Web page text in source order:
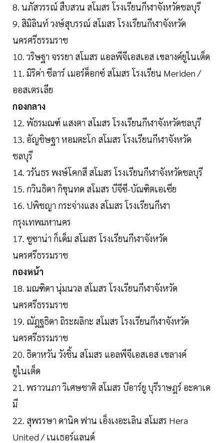
8. นภัสวรรณ์ สืบสวน สโมสร โรงเรียนกีฬาจังหวัดชลบุรี
9. สิมิลินท์ วงษ์สุบรรณ์ สโมสร โรงเรียนกีฬาจังหวัด
นครศรีธรรมราช
10. วริษฐา จรรยา สโมสร แอลพีจีเอสเอส เขลางค์ยูไนเต็ด
11. มิริค่า ชีลาร์ เมอร์ด็อกซ์ สโมสร โรงเรียน Meriden /
ออสเตรเลีย
กองกลาง
12. พัธรมณฑ์ แสงตา สโมสร โรงเรียนกีฬาจังหวัดชลบุรี
13. อัญชิษฐา หอมตะโก สโมสร โรงเรียนกีฬาจังหวัด
ชลบุรี
14. วรันธร พงษ์โคกสี สโมสร โรงเรียนกีฬาจังหวัดชลบุรี
15. กวินธิดา กิขุนทด สโมสร บีจีซี-บัณฑิตเอเซีย
16. ปพิชญา กระจ่างแสง สโมสร โรงเรียนกีฬา
กรุงเทพมหานคร
17. ซูซาน่า ก็เด็ม สโมสร โรงเรียนกีฬาจังหวัด
นครศรีธรรมราช
กองหน้า
18. มณฑิดา นุ่มนวล สโมสร โรงเรียนกีฬาจังหวัด
นครศรีธรรมราช
19. ณัฎฐธิดา ถิระผลิกะ สโมสร โรงเรียนกีฬาจังหวัด
นครศรีธรรมราช
20. ธิดาหวัน วังชิ้น สโมสร แอลพีจีเอสเอส เขลางค์
ยูไนเต็ด
21. พราวนภา วิเศษชาติ สโมสร บีอาร์ยู บุรีราษฎร์ อะคาเด
มี
22. สุพรรษา ดานิค ฟาน เอ็งเงอะเลิน สโมสร Hera
United / เนเธอร์แลนด์